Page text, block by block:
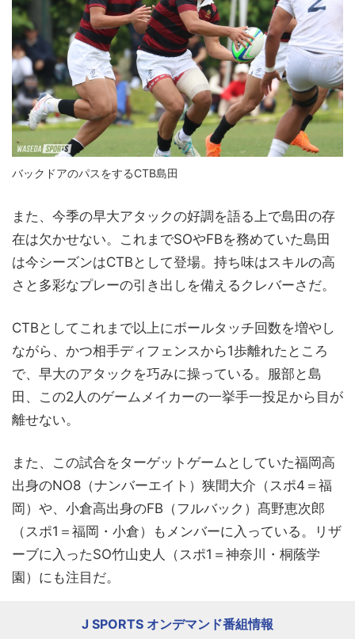
バックドアのパスをするCTB島田
また、今季の早大アタックの好調を語る上で島田の存
在は欠かせない。これまでSOやFBを務めていた島田
は今シーズンはCTBとして登場。持ち味はスキルの高
さと多彩なプレーの引き出しを備えるクレバーさだ。
CTBとしてこれまで以上にボールタッチ回数を増やし
ながら、かつ相手ディフェンスから1歩離れたところ
で、早大のアタックを巧みに操っている。服部と島
田、この2人のゲームメイカーの一挙手一投足から目が
離せない。
また、この試合をターゲットゲームとしていた福岡高
出身のNO8（ナンバーエイト）狭間大介（スポ4＝福
岡）や、小倉高出身のFB（フルバック）髙野恵次郎
（スポ1＝福岡・小倉）もメンバーに入っている。リザ
ーブに入ったSO竹山史人（スポ1＝神奈川・桐蔭学
園）にも注目だ。
J SPORTS オンデマンド番組情報